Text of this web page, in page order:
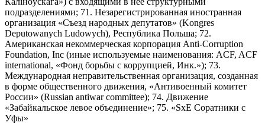
подразделениями; 71. Незарегистрированная иностранная
организация «Съезд народных депутатов» (Kongres
Deputowanych Ludowych), Республика Польша; 72.
Американская некоммерческая корпорация Anti-Corruption
Foundation, Inc (иные используемые наименования: ACF, ACF
international, «Фонд борьбы с коррупцией, Инк.»); 73.
Международная неправительственная организация, созданная
в форме общественного движения, «Антивоенный комитет
России» (Russian antiwar committee); 74. Движение
«Забайкальское левое объединение»; 75. «SxE Соратники с
Уфы»